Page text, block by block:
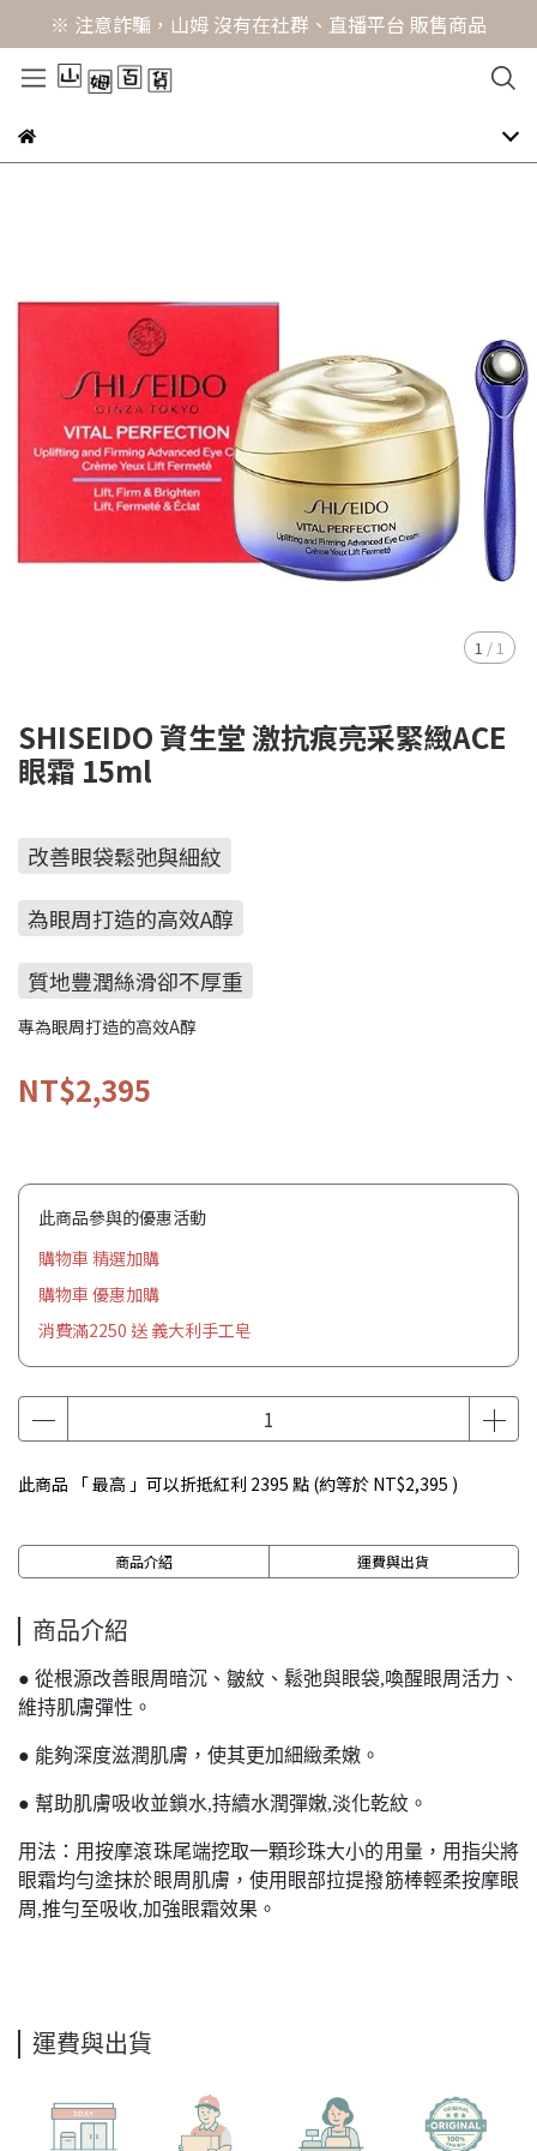
※ 注意詐騙，山姆 沒有在社群、直播平台 販售商品
1 / 1
SHISEIDO 資生堂 激抗痕亮采緊緻ACE
眼霜 15ml
改善眼袋鬆弛與細紋
為眼周打造的高效A醇
質地豐潤絲滑卻不厚重
專為眼周打造的高效A醇
NT$2,395
此商品參與的優惠活動
購物車 精選加購
購物車 優惠加購
消費滿2250 送 義大利手工皂
此商品 「 最高 」可以折抵紅利 2395 點 (約等於 NT$2,395 )
商品介紹 運費與出貨
商品介紹
● 從根源改善眼周暗沉、皺紋、鬆弛與眼袋,喚醒眼周活力、
維持肌膚彈性。
● 能夠深度滋潤肌膚，使其更加細緻柔嫩。
● 幫助肌膚吸收並鎖水,持續水潤彈嫩,淡化乾紋。
用法：用按摩滾珠尾端挖取一顆珍珠大小的用量，用指尖將
眼霜均勻塗抹於眼周肌膚，使用眼部拉提撥筋棒輕柔按摩眼
周,推勻至吸收,加強眼霜效果。
運費與出貨